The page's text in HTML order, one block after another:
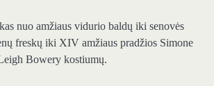
nuo amžiaus vidurio baldų iki senovės
freskų iki XIV amžiaus pradžios Simone
Bowery kostiumų.